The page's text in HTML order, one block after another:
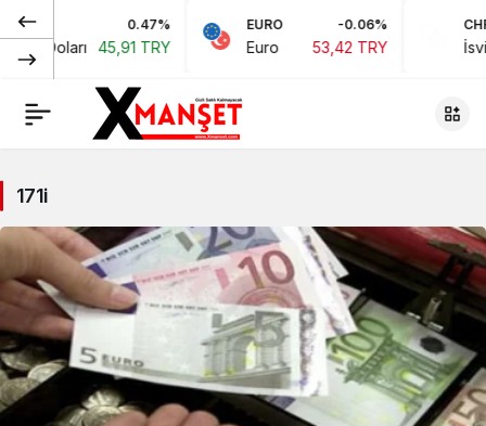
0.47%
Doları 45,91 TRY
EURO -0.06%
Euro 53,42 TRY
CHF
171i